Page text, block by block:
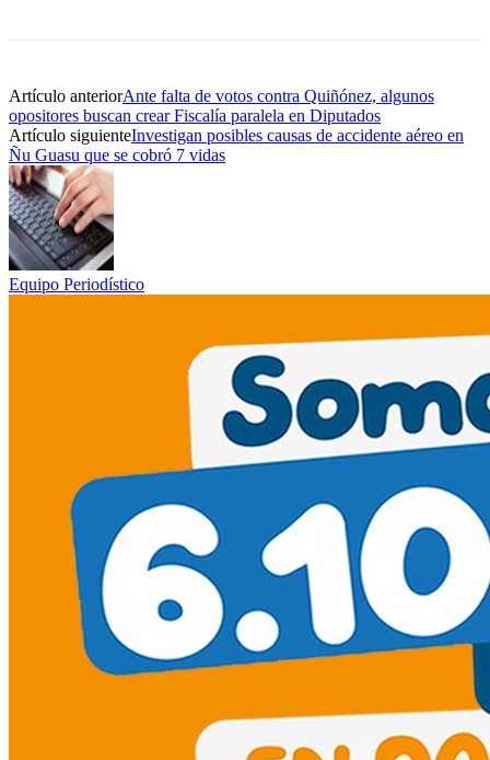
Artículo anteriorAnte falta de votos contra Quiñónez, algunos
opositores buscan crear Fiscalía paralela en Diputados
Artículo siguienteInvestigan posibles causas de accidente aéreo en
Ñu Guasu que se cobró 7 vidas
Equipo Periodístico